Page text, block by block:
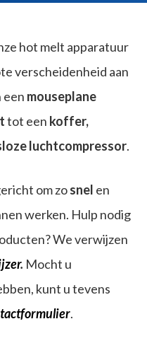
hot melt apparatuur
verscheidenheid aan
een mouseplane
tot een koffer,
luchtcompressor.
om zosnel en
werken. Hulp nodig
We verwijzen
. Mocht u
kunt u tevens
.